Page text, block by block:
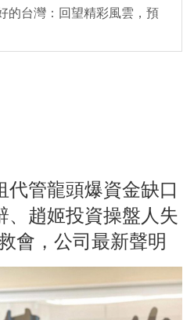
的台灣：回望精彩風雲，預
代管龍頭爆資金缺口
、趙姬投資操盤人失
會，公司最新聲明